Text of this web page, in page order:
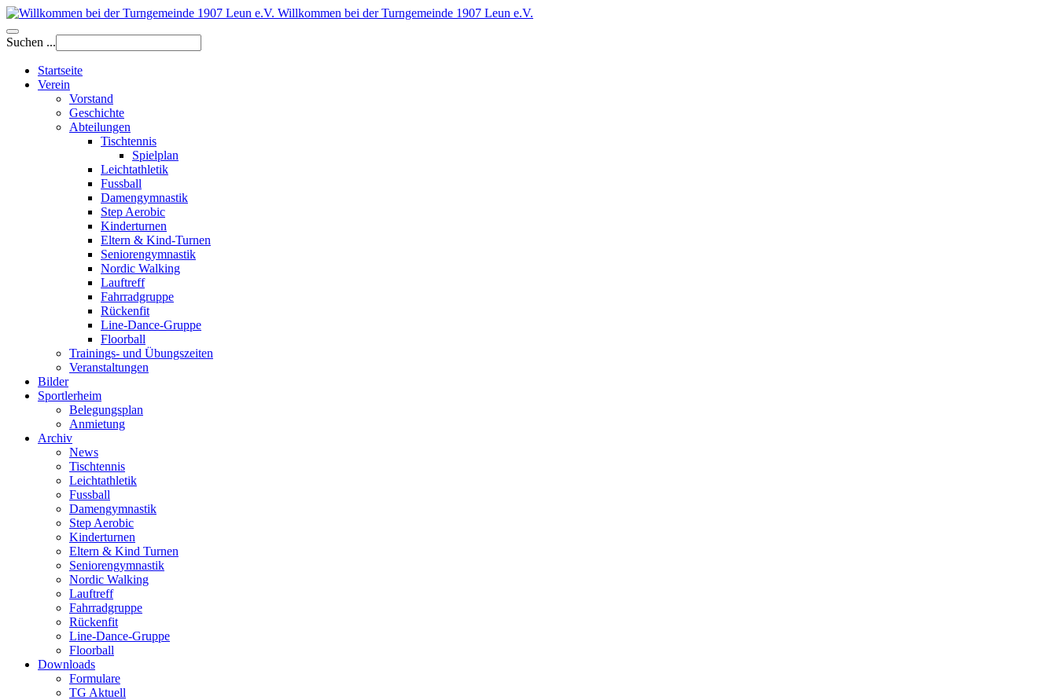
Willkommen bei der Turngemeinde 1907 Leun e.V.
Suchen ...
Startseite
Verein
Vorstand
Geschichte
Abteilungen
Tischtennis
Spielplan
Leichtathletik
Fussball
Damengymnastik
Step Aerobic
Kinderturnen
Eltern & Kind-Turnen
Seniorengymnastik
Nordic Walking
Lauftreff
Fahrradgruppe
Rückenfit
Line-Dance-Gruppe
Floorball
Trainings- und Übungszeiten
Veranstaltungen
Bilder
Sportlerheim
Belegungsplan
Anmietung
Archiv
News
Tischtennis
Leichtathletik
Fussball
Damengymnastik
Step Aerobic
Kinderturnen
Eltern & Kind Turnen
Seniorengymnastik
Nordic Walking
Lauftreff
Fahrradgruppe
Rückenfit
Line-Dance-Gruppe
Floorball
Downloads
Formulare
TG Aktuell